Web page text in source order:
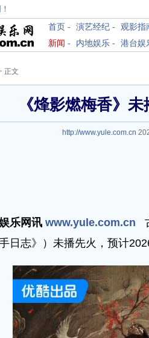
！
首页 - 演艺经纪 - 观影指
新闻 - 内地娱乐 - 港台娱
正文
《烽影燃梅香》
http://www.yule.com.cn
乐网讯 www.yule.com.cn
手日志》）未播先火，预计